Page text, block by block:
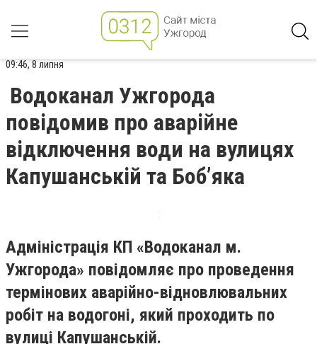
09:46, 8 липня
Водоканал Ужгорода
повідомив про аварійне
відключення води на вулицях
Капушанській та Боб’яка
Адміністрація КП «Водоканал м.
Ужгорода» повідомляє про проведення
термінових аварійно-відновлювальних
робіт на водогоні, який проходить по
вулиці Капушанській.